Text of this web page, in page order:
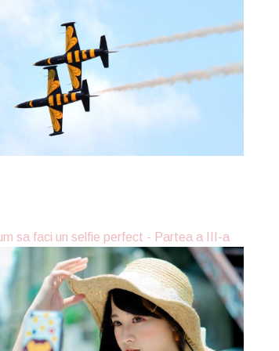
sa faci un selfie perfect - Partea a III-a